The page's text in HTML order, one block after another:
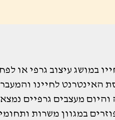
במושג עיצוב גרפי או
האינטרנט לחיינו
מעצבים גרפיים
במגוון משרות